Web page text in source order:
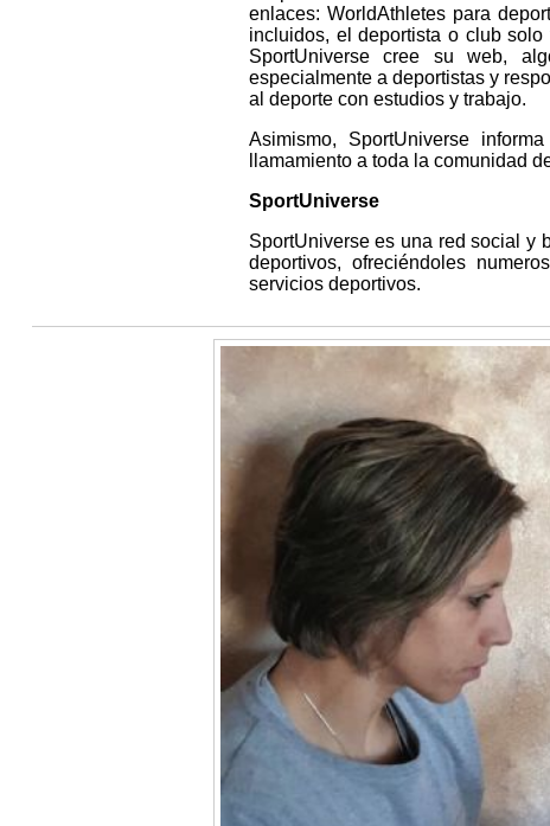
enlaces: WorldAthletes para
incluidos, el deportista o club
SportUniverse cree su web,
especialmente a deportistas y
al deporte con estudios y trabajo.
Asimismo, SportUniverse
llamamiento a toda la comunidad
SportUniverse
SportUniverse es una red social y
deportivos, ofreciéndoles
servicios deportivos.